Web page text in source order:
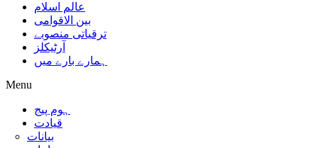
عالم اسلام
بین الاقوامی
ترقیاتی منصوبے
آرٹیکلز
ہمارے بارے میں
Menu
ہوم پیج
قیادت
بیانات